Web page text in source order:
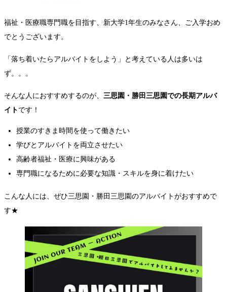
福祉・医療職専門職を目指す、新大学1年生のみなさん、ご入学おめ
でとうございます。
「落ち着いたらアルバイトをしよう」と考えている人は多いは
ず。。。
そんな人におすすめするのが、 三思園・勝田三思園での長期アルバ
イト です！
授業のすきま時間を使って働きたい
学びとアルバイトを両立させたい
高齢者福祉・医療に興味がある
専門職になるために必要な知識・スキルを身に着けたい
こんな人には、ぜひ三思園・勝田三思園のアルバイトがおすすめで
す★